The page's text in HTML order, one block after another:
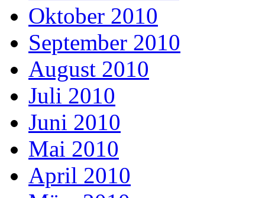
Oktober 2010
September 2010
August 2010
Juli 2010
Juni 2010
Mai 2010
April 2010